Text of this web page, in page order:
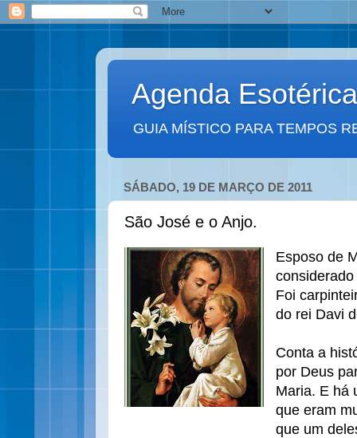
Agenda Esotérica
GUIA MÍSTICO PARA TEMPOS
SÁBADO, 19 DE MARÇO DE 2011
São José e o Anjo.
Esposo de
Foi
do rei Davi
Conta a
por Deus
Maria. E há
que eram
que um